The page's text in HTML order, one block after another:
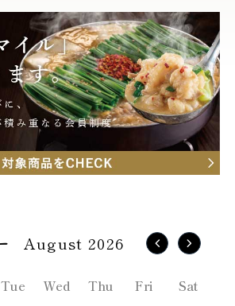
August 2026
Tue Wed Thu Fri Sat